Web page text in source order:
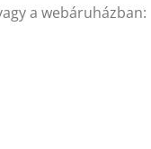
a webáruházban: